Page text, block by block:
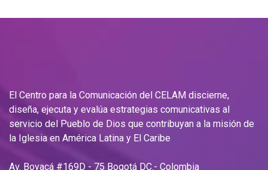
El Centro para la Comunicación del CELAM discierne,
diseña, ejecuta y evalúa estrategias comunicativas al
servicio del Pueblo de Dios que contribuyan a la misión de
la Iglesia en América Latina y El Caribe
Av. Boyacá #169D - 75 Bogotá DC.- Colombia